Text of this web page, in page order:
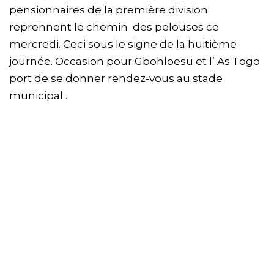
pensionnaires de la première division
reprennent le chemin des pelouses ce
mercredi. Ceci sous le signe de la huitième
journée. Occasion pour Gbohloesu et l’ As Togo
port de se donner rendez-vous au stade
municipal .